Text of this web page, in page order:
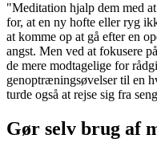
"Meditation hjalp dem med
for, at en ny hofte eller ryg
at komme op at gå efter en
angst. Men ved at fokusere
de mere modtagelige for
genoptræningsøvelser til en
turde også at rejse sig fra
Gør selv brug af